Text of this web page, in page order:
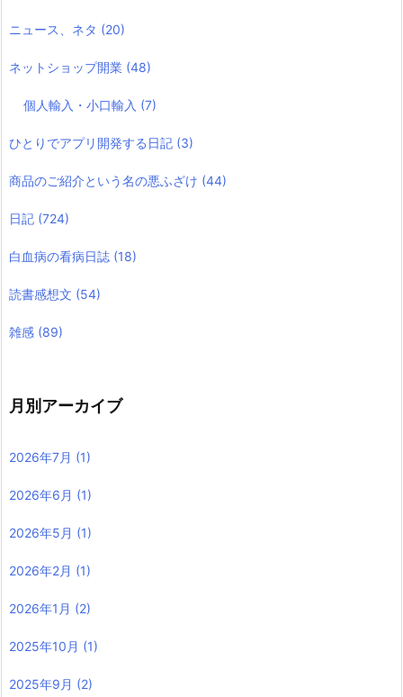
ニュース、ネタ (20)
ネットショップ開業 (48)
個人輸入・小口輸入 (7)
ひとりでアプリ開発する日記 (3)
商品のご紹介という名の悪ふざけ (44)
日記 (724)
白血病の看病日誌 (18)
読書感想文 (54)
雑感 (89)
月別アーカイブ
2026年7月 (1)
2026年6月 (1)
2026年5月 (1)
2026年2月 (1)
2026年1月 (2)
2025年10月 (1)
2025年9月 (2)